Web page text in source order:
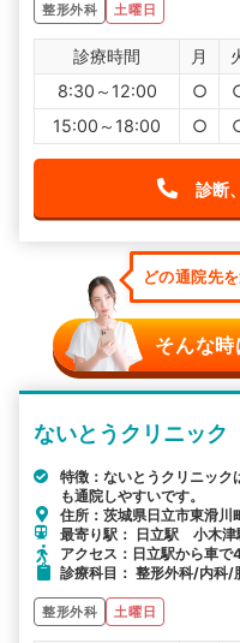
整形外科 土曜日
診療時間 月
8:30～12:00
○
15:00～18:00
○
診断
どの通院先
そんな
ないとうクリニック
特徴：ないとうクリニック
も通院しやすいです。
住所：茨城県日立市東滑
最寄り駅： 日立駅 小木
アクセス：日立駅から車で
診療科目： 整形外科/内科/
整形外科 土曜日